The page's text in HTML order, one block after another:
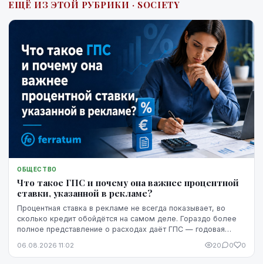
ЕЩЁ ИЗ ЭТОЙ РУБРИКИ · SOCIETY
ОБЩЕСТВО
Что такое ГПС и почему она важнее процентной
ставки, указанной в рекламе?
Процентная ставка в рекламе не всегда показывает, во
сколько кредит обойдётся на самом деле. Гораздо более
полное представление о расходах даёт ГПС — годовая
06.08.2026 11:02 20 0 0